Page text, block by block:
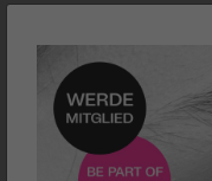
SZENE